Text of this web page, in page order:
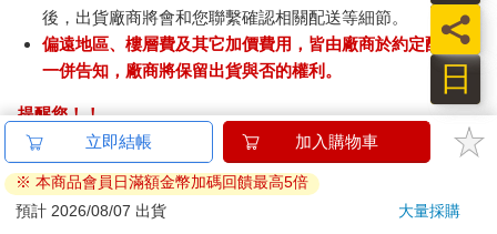
後，出貨廠商將會和您聯繫確認相關配送等細節。
偏遠地區、樓層費及其它加價費用，皆由廠商於約定配送時
一併告知，廠商將保留出貨與否的權利。
提醒您！！
金石堂及銀行均不會請您操作ATM! 如接獲電話要求您前往
ATM提款機，請不要聽從指示，以免受騙上當！
退換貨須知：
立即結帳 加入購物車
※ 本商品會員日滿額金幣加碼回饋最高5倍
預計 2026/08/07 出貨
大量採購